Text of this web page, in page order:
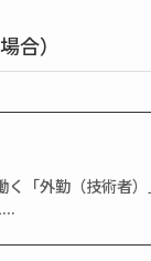
合）
「外勤（技術者